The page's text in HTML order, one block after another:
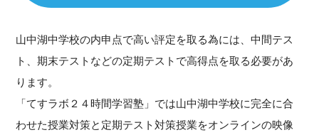
山中湖中学校の内申点で高い評定を取る為には、中間テス
ト、期末テストなどの定期テストで高得点を取る必要があ
ります。
「てすラボ２４時間学習塾」では山中湖中学校に完全に合
わせた授業対策と定期テスト対策授業をオンラインの映像